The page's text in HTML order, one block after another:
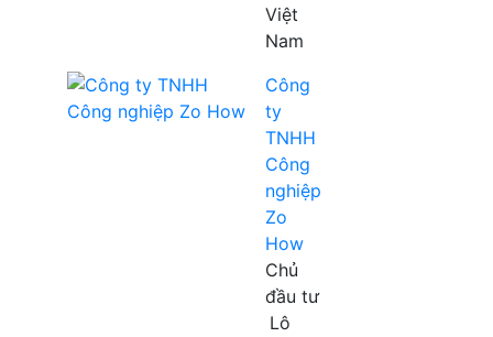
Việt
Nam
Công
ty
TNHH
Công
nghiệp
Zo
How
Chủ
đầu tư
Lô